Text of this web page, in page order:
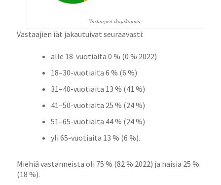
Vastaajien ikäjakauma.
Vastaajien iät jakautuivat seuraavasti:
alle 18-vuotiaita 0 % (0 % 2022)
18–30-vuotiaita 6 % (6 %)
31–40-vuotiaita 13 % (41 %)
41–50-vuotiaita 25 % (24 %)
51–65-vuotiaita 44 % (24 %)
yli 65-vuotiaita 13 % (6 %).
Miehiä vastanneista oli 75 % (82 % 2022) ja naisia 25 %
(18 %).